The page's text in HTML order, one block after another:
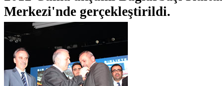
Merkezi'nde gerçekleştirildi.